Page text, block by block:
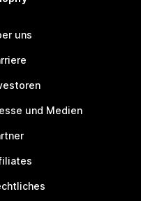
uns
und Medien